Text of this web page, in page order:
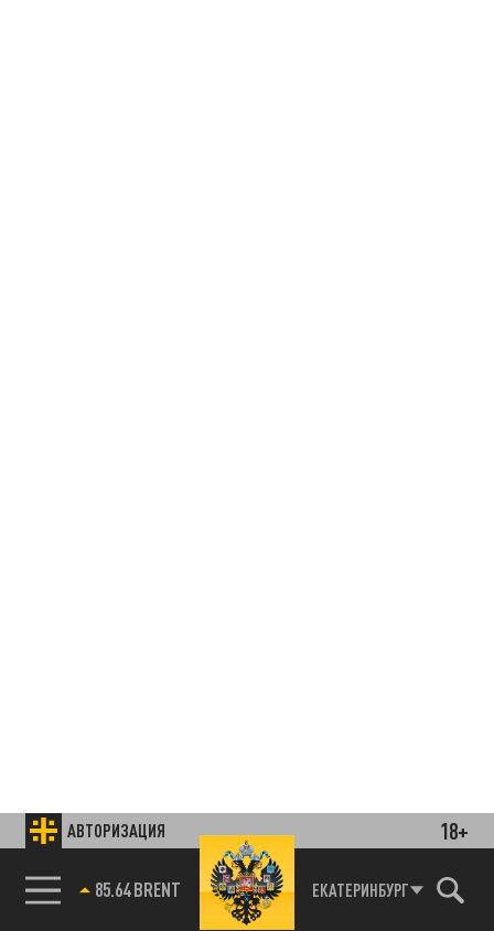
АВТОРИЗАЦИЯ 18+
85.64 BRENT ЕКАТЕРИНБУРГ